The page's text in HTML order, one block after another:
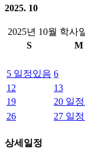
2025. 10
2025년 10월 학사
S
M
5 일정있음 6
12
13
19
20 일
26
27 일
상세일정